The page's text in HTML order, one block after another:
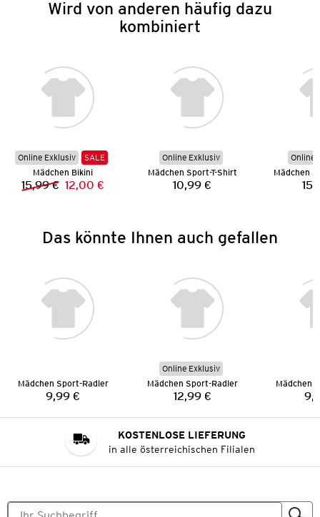
Wird von anderen häufig dazu
kombiniert
Online Exklusiv
SALE
Mädchen Bikini
Vorheriger Preis:
15,99 € Neuer Preis:
12,00 €
Online Exklusiv
Mädchen Sport-T-Shirt
Preis:
10,99 €
Online
Das könnte Ihnen auch gefallen
Mädchen Sport-Radler
Preis:
9,99 €
Online Exklusiv
Mädchen Sport-Radler
Preis:
12,99 €
Mädchen
KOSTENLOSE LIEFERUNG
in alle österreichischen Filialen